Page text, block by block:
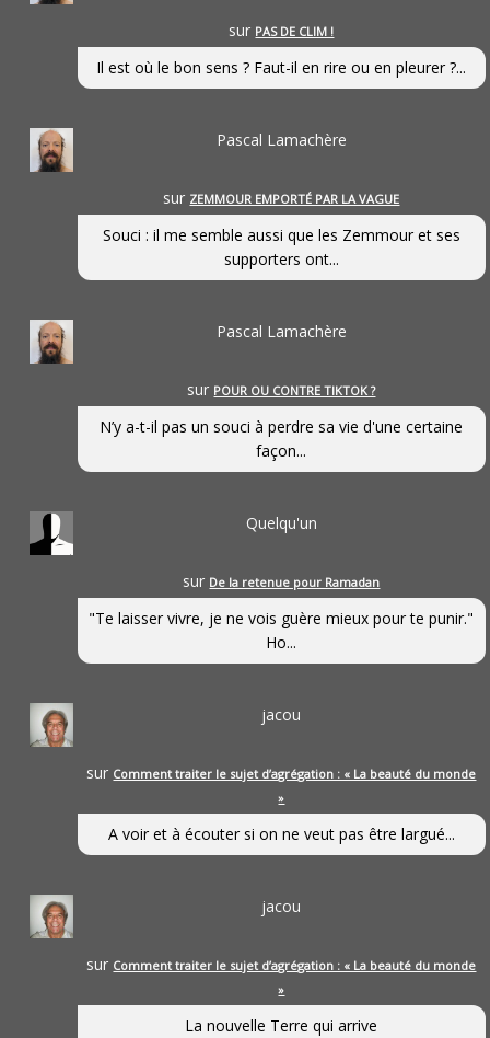
sur PAS DE CLIM !
Il est où le bon sens ? Faut-il en rire ou en pleurer ?...
Pascal Lamachère
sur ZEMMOUR EMPORTÉ PAR LA VAGUE
Souci : il me semble aussi que les Zemmour et ses
supporters ont...
Pascal Lamachère
sur POUR OU CONTRE TIKTOK ?
N’y a-t-il pas un souci à perdre sa vie d'une certaine
façon...
Quelqu'un
sur De la retenue pour Ramadan
"Te laisser vivre, je ne vois guère mieux pour te punir."
Ho...
jacou
sur Comment traiter le sujet d’agrégation : « La beauté du monde
»
A voir et à écouter si on ne veut pas être largué...
jacou
sur Comment traiter le sujet d’agrégation : « La beauté du monde
»
La nouvelle Terre qui arrive